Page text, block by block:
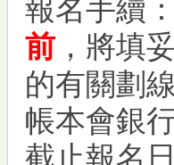
前 ，將填
的有關劃
帳本會銀
截止報名